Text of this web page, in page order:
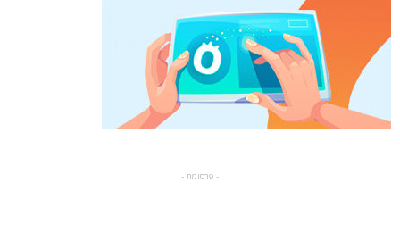
- פרסומת -